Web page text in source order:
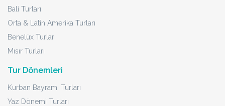
Bali Turları
Orta & Latin Amerika Turları
Benelüx Turları
Mısır Turları
Tur Dönemleri
Kurban Bayramı Turları
Yaz Dönemi Turları